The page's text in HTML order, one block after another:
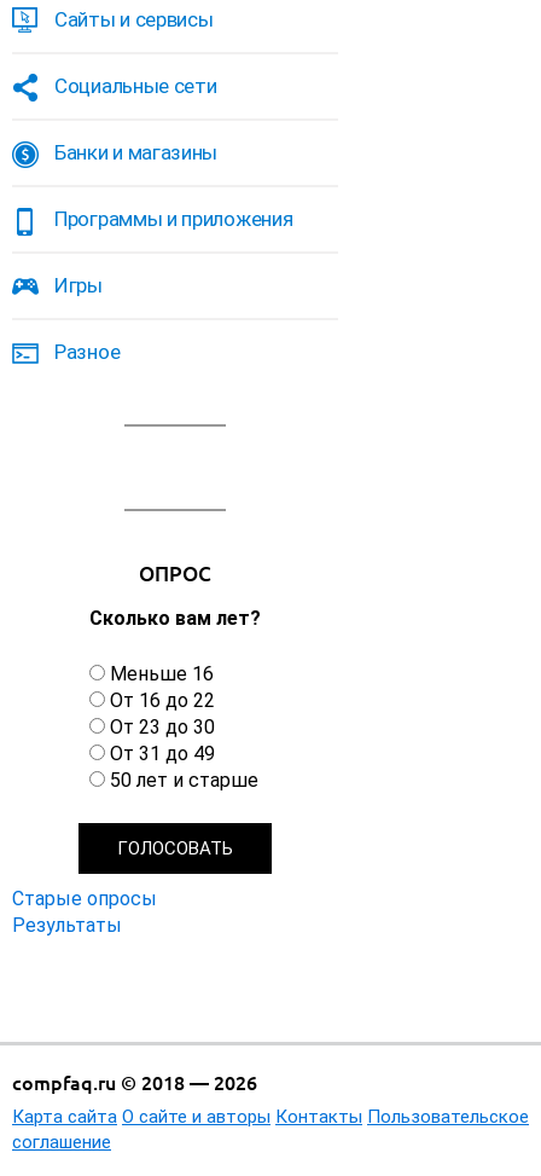
Сайты и сервисы
Социальные сети
Банки и магазины
Программы и приложения
Игры
Разное
ОПРОС
Сколько вам лет?
В
а
р
и
а
Меньше 16
От 16 до 22
От 23 до 30
От 31 до 49
50 лет и старше
Старые опросы
Результаты
compfaq.ru © 2018 — 2026
Карта сайта О сайте и авторы Контакты Пользовательское
соглашение